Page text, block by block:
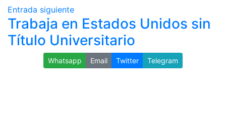
Entrada siguiente
Trabaja en Estados Unidos sin
Título Universitario
Whatsapp Email Twitter Telegram